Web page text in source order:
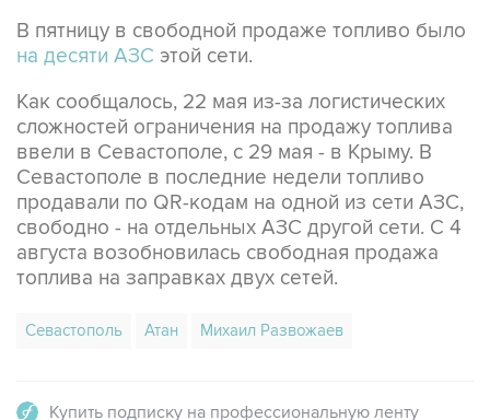
В пятницу в свободной продаже топливо было
на десяти АЗС этой сети.
Как сообщалось, 22 мая из-за логистических
сложностей ограничения на продажу топлива
ввели в Севастополе, с 29 мая - в Крыму. В
Севастополе в последние недели топливо
продавали по QR-кодам на одной из сети АЗС,
свободно - на отдельных АЗС другой сети. С 4
августа возобновилась свободная продажа
топлива на заправках двух сетей.
Севастополь Атан Михаил Развожаев
Купить подписку на профессиональную ленту